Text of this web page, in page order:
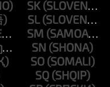
SK
SL
SM
SN
SO
SQ